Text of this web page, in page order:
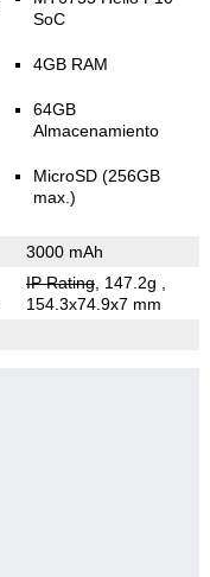
SoC
4GB RAM
64GB
Almacenamiento
MicroSD (256GB
max.)
3000 mAh
IP Rating, 147.2g
154.3x74.9x7 mm